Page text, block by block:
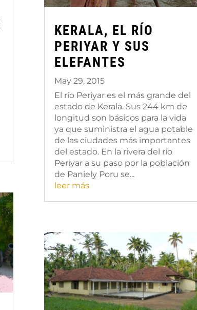
KERALA, EL RÍO
PERIYAR Y SUS
ELEFANTES
May 29, 2015
El río Periyar es el más grande del
estado de Kerala. Sus 244 km de
longitud son básicos para la vida
ya que suministra el agua potable
de las ciudades más importantes
del estado. En la rivera del río
Periyar a su paso por la población
de Paniely Poru se...
leer más